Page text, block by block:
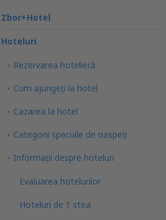
Zbor+Hotel
Hoteluri
Rezervarea hotelieră
Cum ajungeţi la hotel
Cazarea la hotel
Categorii speciale de oaspeţi
Informații despre hoteluri
Evaluarea hotelurilor
Hoteluri de 1 stea